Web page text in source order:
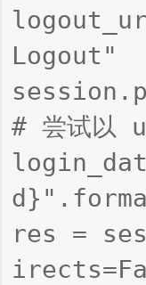
Logout"
# 尝试以
res =